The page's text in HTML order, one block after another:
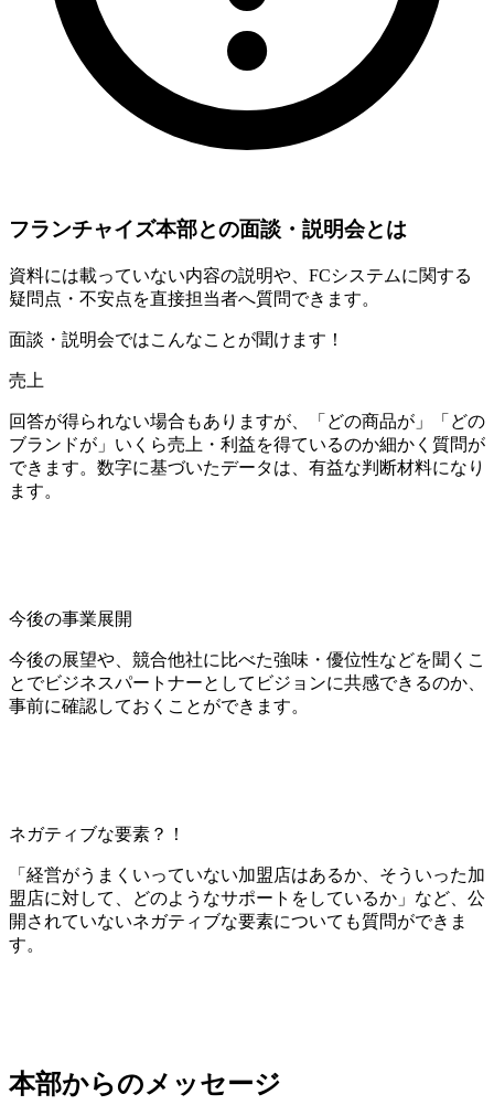
フランチャイズ本部との面談・説明会とは
資料には載っていない内容の説明や、FCシステムに関する
疑問点・不安点を直接担当者へ質問できます。
面談・説明会ではこんなことが聞けます！
売上
回答が得られない場合もありますが、「どの商品が」「どの
ブランドが」いくら売上・利益を得ているのか細かく質問が
できます。数字に基づいたデータは、有益な判断材料になり
ます。
今後の事業展開
今後の展望や、競合他社に比べた強味・優位性などを聞くこ
とでビジネスパートナーとしてビジョンに共感できるのか、
事前に確認しておくことができます。
ネガティブな要素？！
「経営がうまくいっていない加盟店はあるか、そういった加
盟店に対して、どのようなサポートをしているか」など、公
開されていないネガティブな要素についても質問ができま
す。
本部からのメッセージ